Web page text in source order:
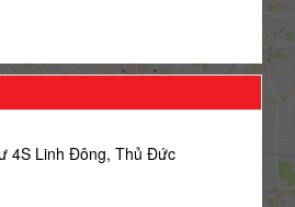
4S Linh Đông, Thủ Đức